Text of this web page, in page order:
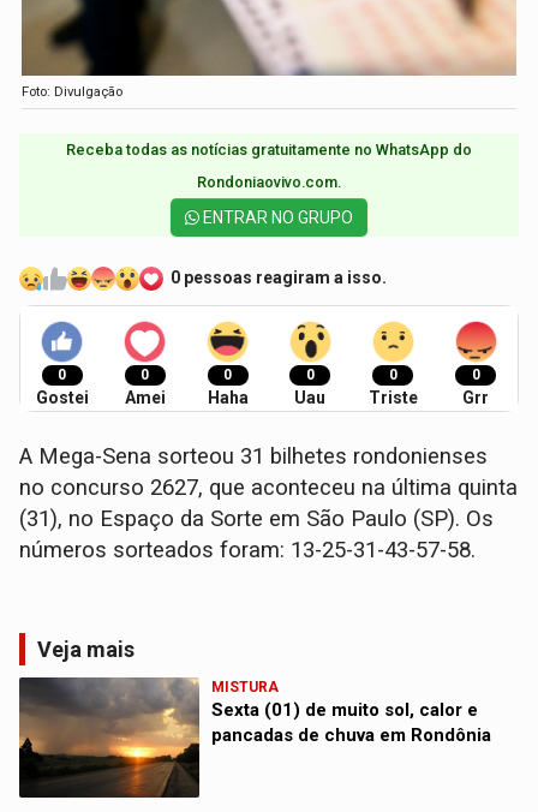
Foto: Divulgação
Receba todas as notícias gratuitamente no WhatsApp do
Rondoniaovivo.com.​
ENTRAR NO GRUPO
0 pessoas reagiram a isso.
0
Gostei
0
Amei
0
Haha
0
Uau
0
Triste
0
Grr
A Mega-Sena sorteou 31 bilhetes rondonienses
no concurso 2627, que aconteceu na última quinta
(31), no Espaço da Sorte em São Paulo (SP). Os
números sorteados foram: 13-25-31-43-57-58.
Veja mais
MISTURA
Sexta (01) de muito sol, calor e
pancadas de chuva em Rondônia